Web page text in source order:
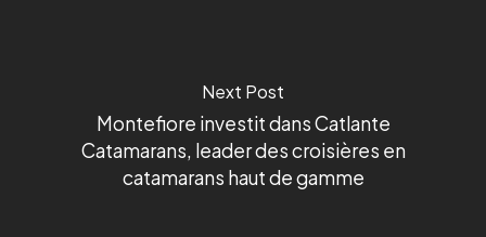
Next Post
Montefiore investit dans Catlante
Catamarans, leader des croisières en
catamarans haut de gamme